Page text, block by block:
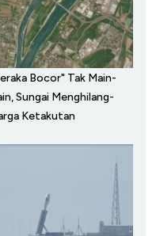
Bocor" Tak Main-
Sungai Menghilang-
Ketakutan